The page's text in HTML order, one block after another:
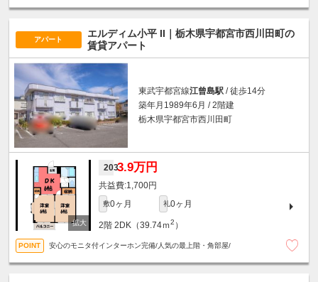
アパート
エルディム小平 II｜栃木県宇都宮市西川田町の
賃貸アパート
東武宇都宮線江曾島駅 / 徒歩14分
築年月1989年6月 / 2階建
栃木県宇都宮市西川田町
2033.9万円
1,700円
敷0ヶ月 礼0ヶ月
2階 2DK（39.74ｍ2 ）
安心のモニタ付インターホン完備/人気の最上階・角部屋/